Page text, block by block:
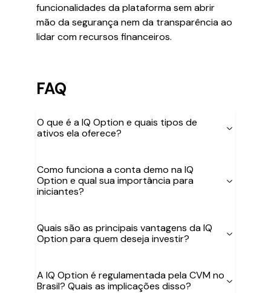
funcionalidades da plataforma sem abrir
mão da segurança nem da transparência ao
lidar com recursos financeiros.
FAQ
O que é a IQ Option e quais tipos de
ativos ela oferece?
Como funciona a conta demo na IQ
Option e qual sua importância para
iniciantes?
Quais são as principais vantagens da IQ
Option para quem deseja investir?
A IQ Option é regulamentada pela CVM no
Brasil? Quais as implicações disso?